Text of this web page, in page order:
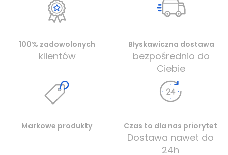
100% zadowolonych
klientów
Błyskawiczna dostawa
bezpośrednio do
Ciebie
Markowe produkty Czas to dla nas priorytet
Dostawa nawet do
24h